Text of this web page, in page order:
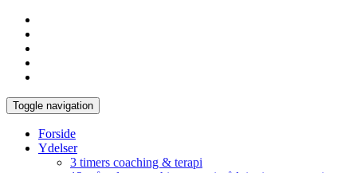
Toggle navigation
Forside
Ydelser
3 timers coaching & terapi